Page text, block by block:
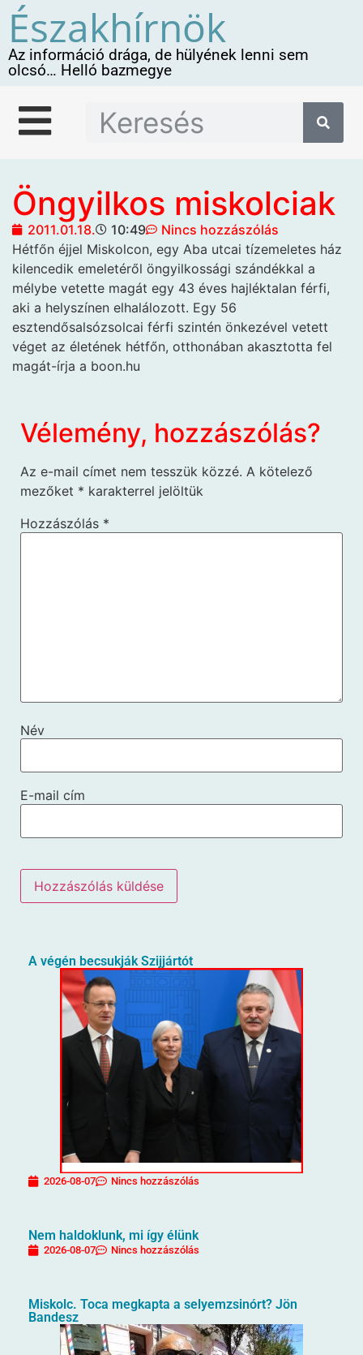
Északhírnök
Az információ drága, de hülyének lenni sem
olcsó… Helló bazmegye
Öngyilkos miskolciak
2011.01.18. 10:49
Nincs hozzászólás
Hétfőn éjjel Miskolcon, egy Aba utcai tízemeletes ház
kilencedik emeletéről öngyilkossági szándékkal a
mélybe vetette magát egy 43 éves hajléktalan férfi,
aki a helyszínen elhalálozott. Egy 56
esztendősalsózsolcai férfi szintén önkezével vetett
véget az életének hétfőn, otthonában akasztotta fel
magát-írja a boon.hu
Vélemény, hozzászólás?
Az e-mail címet nem tesszük közzé. A kötelező
mezőket * karakterrel jelöltük
Hozzászólás *
Név
E-mail cím
A végén becsukják Szijjártót
2026-08-07 Nincs hozzászólás
Nem haldoklunk, mi így élünk
2026-08-07 Nincs hozzászólás
Miskolc. Toca megkapta a selyemzsinórt? Jön
Bandesz